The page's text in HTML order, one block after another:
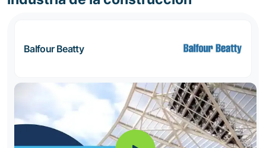
Balfour Beatty